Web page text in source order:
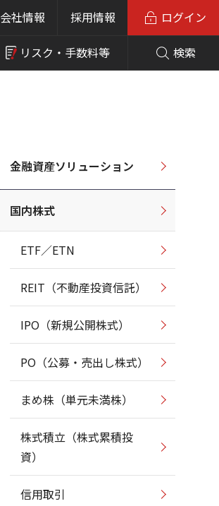
会社情報 採用情報
リスク・ 手数料等 検索
ログイン
金融資産ソリューション
国内株式
ETF／ETN
REIT（不動産投資信託）
IPO（新規公開株式）
PO（公募・売出し株式）
まめ株（単元未満株）
株式積立（株式累積投
資）
信用取引